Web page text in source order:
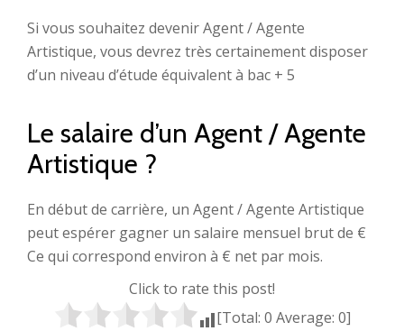
Si vous souhaitez devenir Agent / Agente
Artistique, vous devrez très certainement disposer
d’un niveau d’étude équivalent à bac + 5
Le salaire d’un Agent / Agente
Artistique ?
En début de carrière, un Agent / Agente Artistique
peut espérer gagner un salaire mensuel brut de €
Ce qui correspond environ à € net par mois.
Click to rate this post!
[Total: 0 Average: 0]